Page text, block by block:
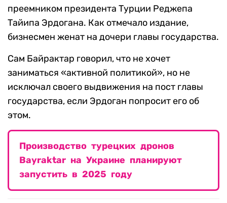
преемником президента Турции Реджепа
Тайипа Эрдогана. Как отмечало издание,
бизнесмен женат на дочери главы государства.
Сам Байрактар говорил, что не хочет
заниматься «активной политикой», но не
исключал своего выдвижения на пост главы
государства, если Эрдоган попросит его об
этом.
Производство турецких дронов
Bayraktar на Украине планируют
запустить в 2025 году